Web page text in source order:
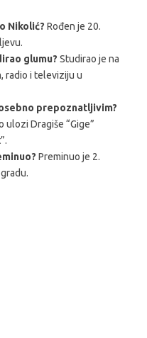
Nikolić? Rođen je 20.
glumu? Studirao je na
radio i televiziju u
prepoznatljivim?
Dragiše “Gige”
Preminuo je 2.